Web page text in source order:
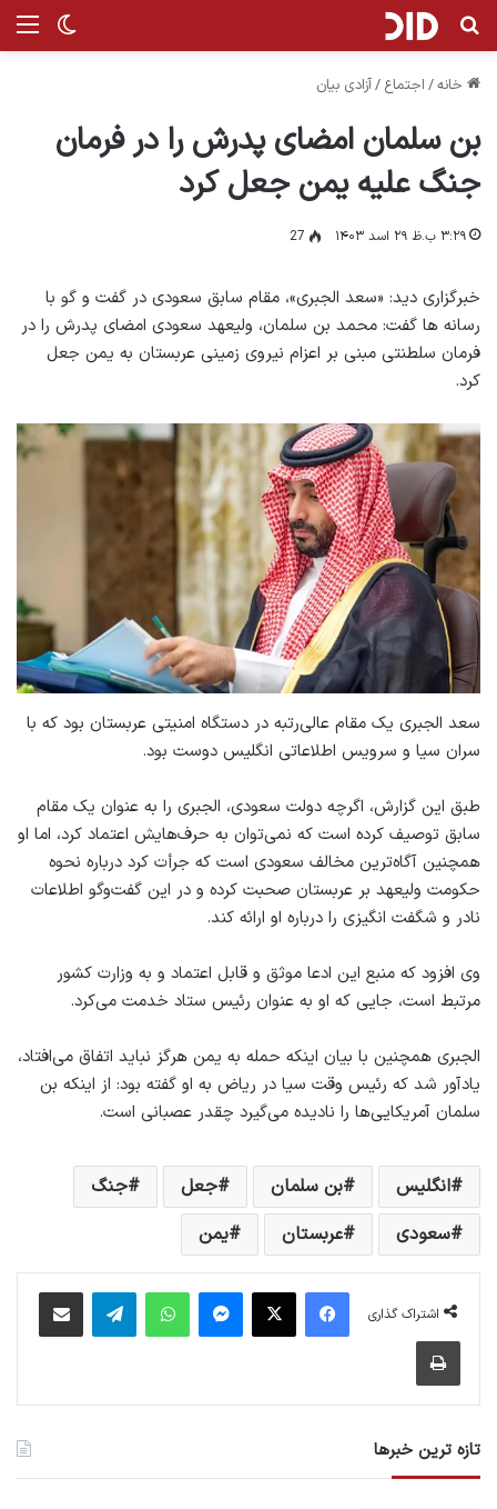
تغییر جستجو برای
خانه/ اجتماع /آزادی بیان
بن سلمان امضای پدرش را در فرمان
جنگ علیه یمن جعل کرد
۳:۲۹ ب.ظ ۲۹ اسد ۱۴۰۳ 27
خبرگزاری دید: «سعد الجبری»، مقام سابق سعودی در گفت و گو با
رسانه ها گفت: محمد بن سلمان، ولیعهد سعودی امضای پدرش را در
فرمان سلطنتی مبنی بر اعزام نیروی زمینی عربستان به یمن جعل
کرد.
سعد الجبری یک مقام عالی‌رتبه در دستگاه امنیتی عربستان بود که با
سران سیا و سرویس اطلاعاتی انگلیس دوست بود.
طبق این گزارش، اگرچه دولت سعودی، الجبری را به عنوان یک مقام
سابق توصیف کرده است که نمی‌توان به حرف‌هایش اعتماد کرد، اما او
همچنین آگاه‌ترین مخالف سعودی است که جرأت کرد درباره نحوه
حکومت ولیعهد بر عربستان صحبت کرده و در این گفت‌و‌گو اطلاعات
نادر و شگفت انگیزی را درباره او ارائه کند.
وی افزود که منبع این ادعا موثق و قابل اعتماد و به وزارت کشور
مرتبط است، جایی که او به عنوان رئیس ستاد خدمت می‌کرد.
الجبری همچنین با بیان اینکه حمله به یمن هرگز نباید اتفاق می‌افتاد،
یادآور شد که رئیس وقت سیا در ریاض به او گفته بود: از اینکه بن
سلمان آمریکایی‌ها را نادیده می‌گیرد چقدر عصبانی است.
انگلیس بن سلمان جعل
جنگ
سعودی
عربستان یمن
اشتراک گذاری
فیس بوک X پیام رسان واتس آپ تلگرام اشتراک گذاری از طریق ایمیل
چاپ
تازه ترین خبرها